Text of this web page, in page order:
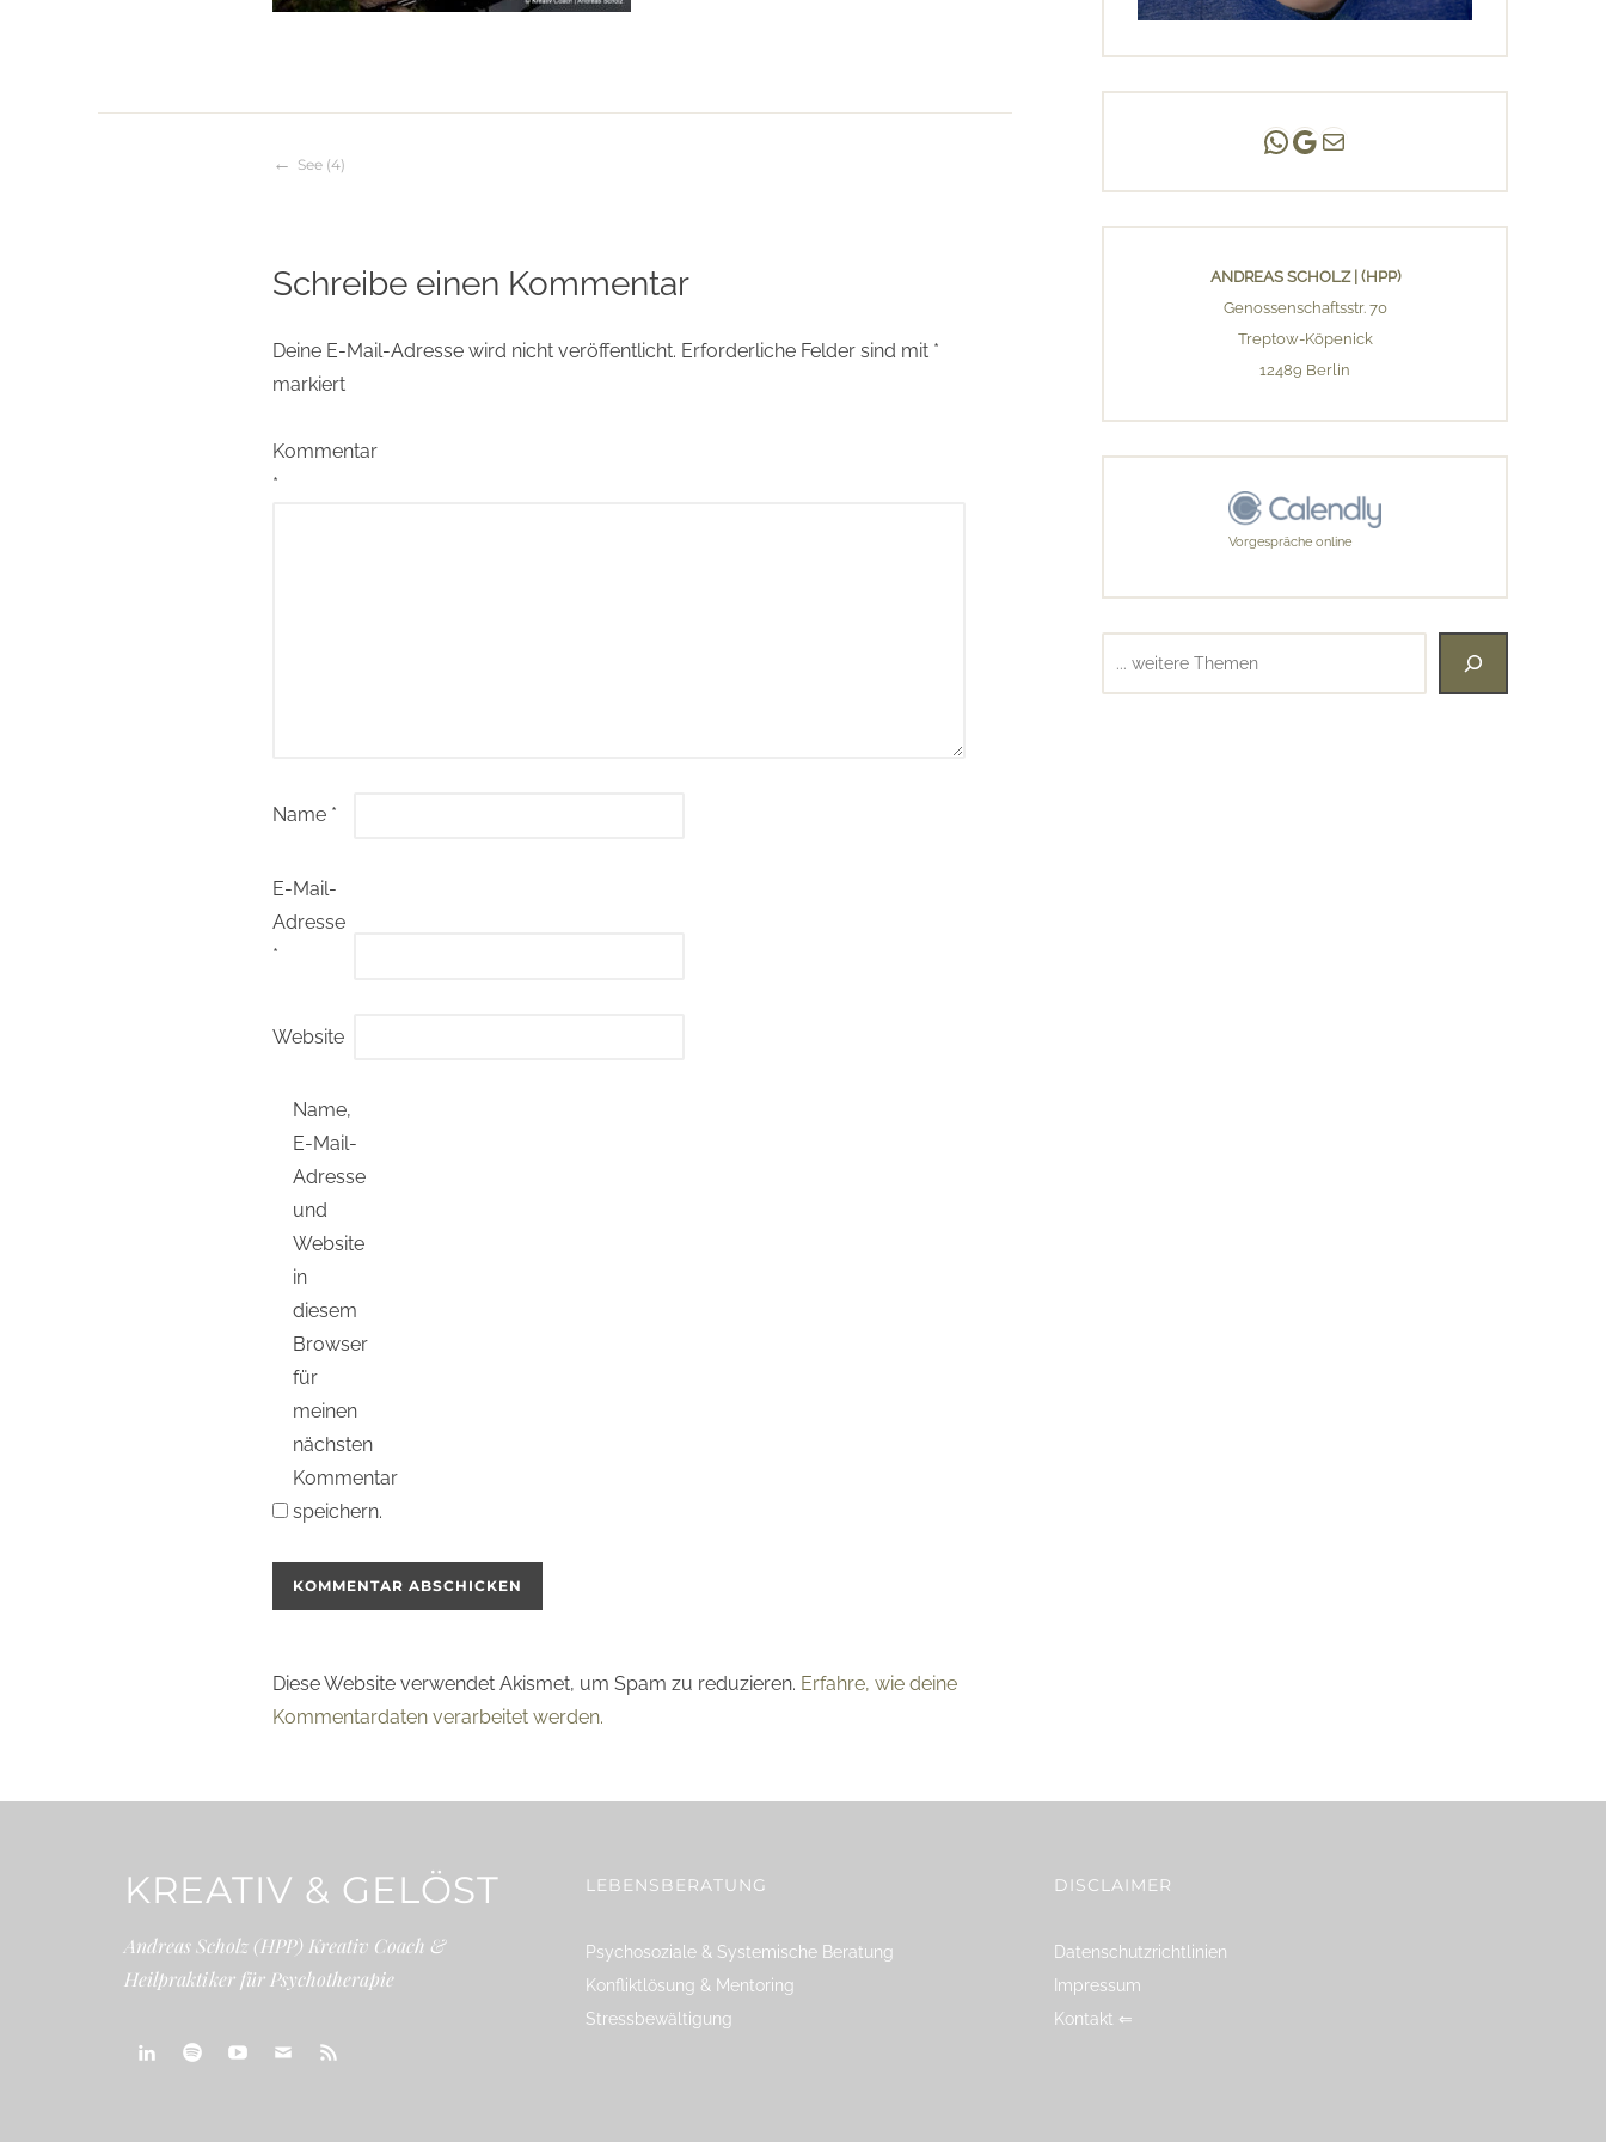
Beitragsnavigation
See (4)
Schreibe einen Kommentar
Deine E-Mail-Adresse wird nicht veröffentlicht. Erforderliche Felder sind mit *
markiert
Kommentar
*
Name *
E-Mail-
Adresse
*
Website
Name,
E-Mail-
Adresse
und
Website
in
diesem
Browser
für
meinen
nächsten
Kommentar
speichern.
Diese Website verwendet Akismet, um Spam zu reduzieren. Erfahre, wie deine
Kommentardaten verarbeitet werden.
Andreas Scholz | (HPP)
Praxis Adlershof
E-Mail an mich ...
ANDREAS SCHOLZ | (HPP)
Genossenschaftsstr. 70
Treptow-Köpenick
12489 Berlin
Vorgespräche online
KREATIV & GELÖST
Andreas Scholz (HPP) Kreativ Coach &
Heilpraktiker für Psychotherapie
LEBENSBERATUNG
Psychosoziale & Systemische Beratung
Konfliktlösung & Mentoring
Stressbewältigung
DISCLAIMER
Datenschutzrichtlinien
Impressum
Kontakt ⇐